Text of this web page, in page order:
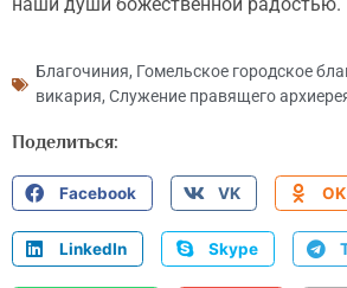
Благочиния, Гомельское городское
викария, Служение правящего
Поделиться:
Facebook VK OK
LinkedIn Skype